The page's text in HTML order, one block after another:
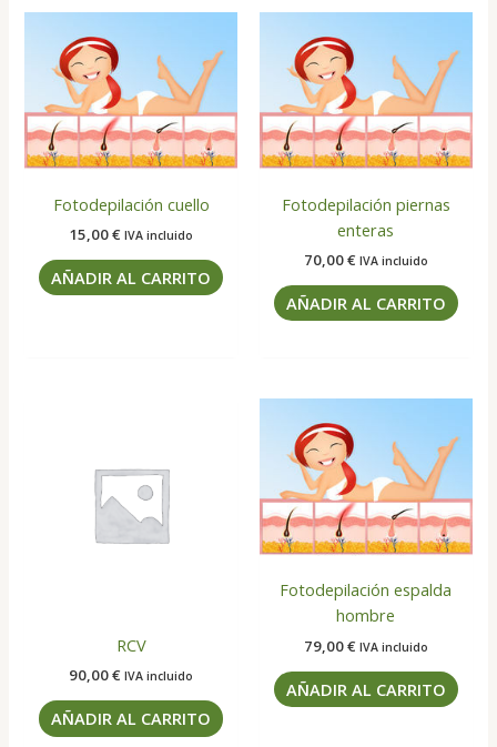
Fotodepilación cuello
15,00€ IVA incluido
AÑADIR AL CARRITO
Fotodepilación piernas
enteras
70,00€ IVA incluido
AÑADIR AL CARRITO
RCV
90,00€ IVA incluido
AÑADIR AL CARRITO
Fotodepilación espalda
hombre
79,00€ IVA incluido
AÑADIR AL CARRITO